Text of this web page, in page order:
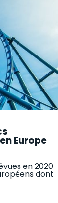
Europe
en 2020
dont